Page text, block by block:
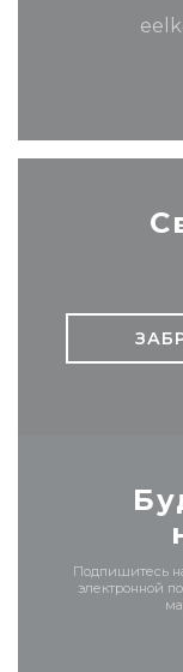
Подпишитесь
электронной